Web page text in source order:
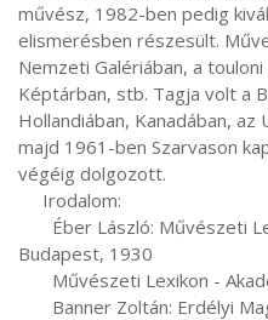
művész, 1982-ben pedig
elismerésben részesült.
Nemzeti Galériában, a
Képtárban, stb. Tagja volt a
Hollandiában, Kanadában, az
majd 1961-ben Szarvason
végéig dolgozott.
Budapest, 1930